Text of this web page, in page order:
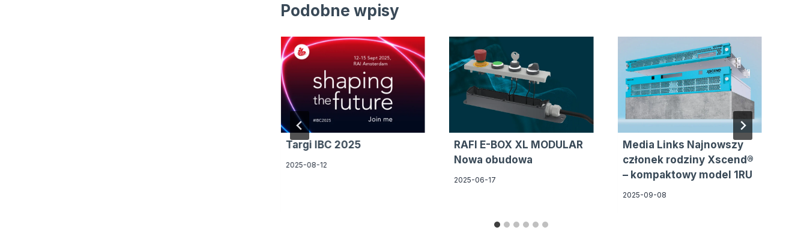
Podobne wpisy
Targi IBC 2025
2025-08-12
RAFI E-BOX XL MODULAR
Nowa obudowa
2025-06-17
Media Links Najnowszy
członek rodziny Xscend®
– kompaktowy model 1RU
2025-09-08